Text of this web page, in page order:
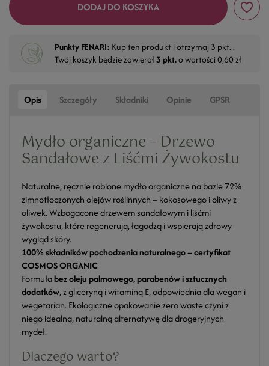
DODAJ DO KOSZYKA
Punkty FENARI: Kup ten produkt i otrzymaj 3 pkt. .
Twój koszyk będzie zawierał3 pkt.o wartości 0,60 zł
Opis Szczegóły Składniki Opinie GPSR
Mydło organiczne – Drzewo
Sandałowe z Liśćmi Żywokostu
Naturalne, ręcznie robione mydło organiczne na bazie 72%
zimnotłoczonych olejów roślinnych – kokosowego i oliwy z
oliwek. Wzbogacone drzewem sandałowym i liśćmi
żywokostu, które regenerują, łagodzą i wspierają zdrowy
wygląd skóry.
100% składników pochodzenia naturalnego – certyfikat
COSMOS ORGANIC
Formułabez oleju palmowego, parabenów i sztucznych
dodatków, z gliceryną i witaminą E, odpowiednia dla wegan i
wegetarian. Ekologiczne opakowanie zero waste czyni z
niego idealną, naturalną alternatywę dla drogeryjnych
mydeł.
Dlaczego warto?